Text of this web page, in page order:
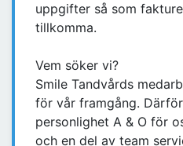
uppgifter så som
tillkomma.
Vem söker vi?
Smile Tandvårds
för vår framgång.
personlighet A & O för
och en del av team